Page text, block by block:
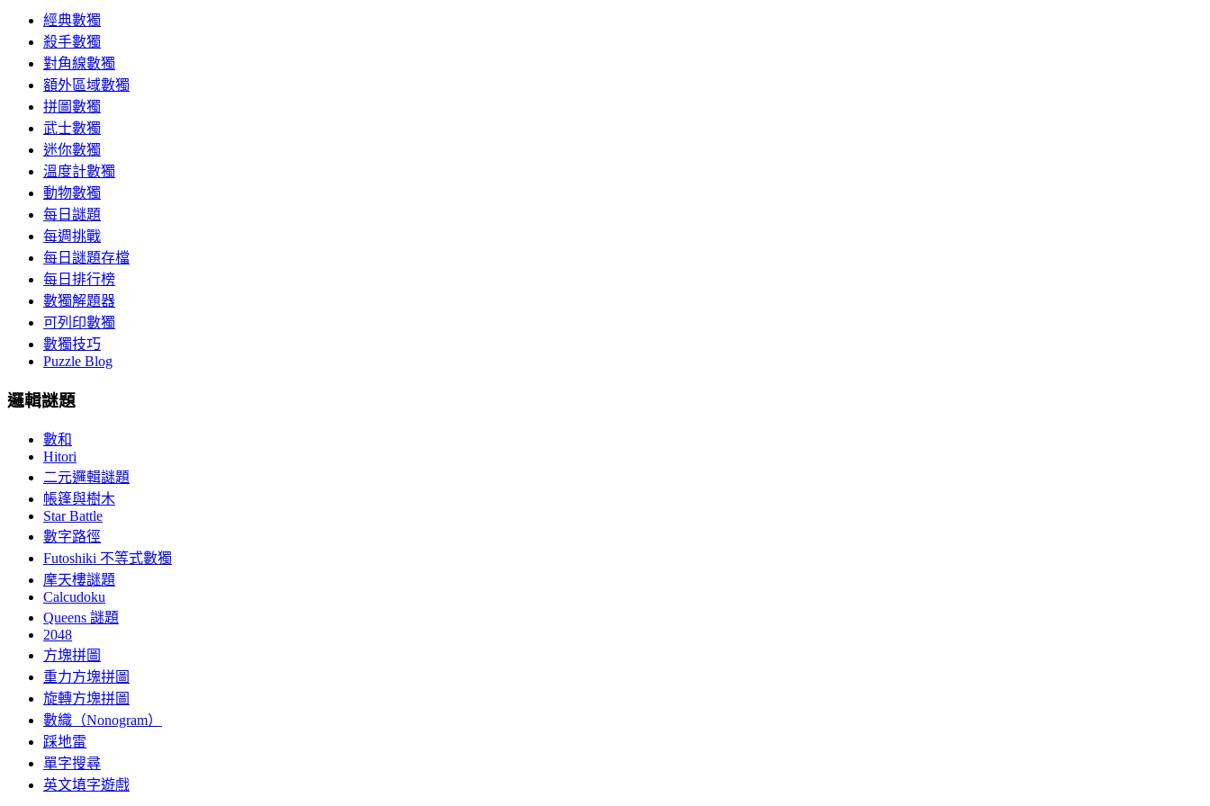
經典數獨
殺手數獨
對角線數獨
額外區域數獨
拼圖數獨
武士數獨
迷你數獨
溫度計數獨
動物數獨
每日謎題
每週挑戰
每日謎題存檔
每日排行榜
數獨解題器
可列印數獨
數獨技巧
Puzzle Blog
邏輯謎題
數和
Hitori
二元邏輯謎題
帳篷與樹木
Star Battle
數字路徑
Futoshiki 不等式數獨
摩天樓謎題
Calcudoku
Queens 謎題
2048
方塊拼圖
重力方塊拼圖
旋轉方塊拼圖
數織（Nonogram）
踩地雷
單字搜尋
英文填字遊戲